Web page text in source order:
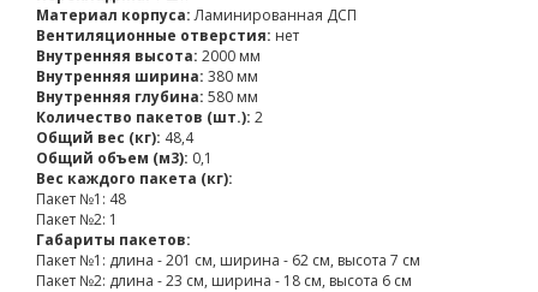
Материал корпуса:Ламинированная ДСП
Вентиляционные отверстия: нет
Внутренняя высота: 2000 мм
Внутренняя ширина: 380 мм
Внутренняя глубина: 580 мм
Количество пакетов (шт.): 2
Общий вес (кг): 48,4
Общий объем (м3): 0,1
Вес каждого пакета (кг):
Пакет №1: 48
Пакет №2: 1
Габариты пакетов:
Пакет №1: длина - 201 см, ширина - 62 см, высота 7 см
Пакет №2: длина - 23 см, ширина - 18 см, высота 6 см